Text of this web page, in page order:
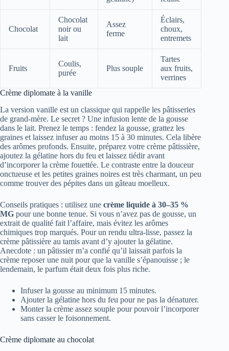
Chocolat
Chocolat
noir ou
lait
Assez
ferme
Éclairs,
choux,
entremets
Fruits
Coulis,
purée
Plus souple
Tartes
aux fruits,
verrines
Crème diplomate à la vanille
La version vanille est un classique qui rappelle les pâtisseries
de grand-mère. Le secret ? Une infusion lente de la gousse
dans le lait. Prenez le temps : fendez la gousse, grattez les
graines et laissez infuser au moins 15 à 30 minutes. Cela libère
des arômes profonds. Ensuite, préparez votre crème pâtissière,
ajoutez la gélatine hors du feu et laissez tiédir avant
d’incorporer la crème fouettée. Le contraste entre la douceur
onctueuse et les petites graines noires est très charmant, un peu
comme trouver des pépites dans un gâteau moelleux.
Conseils pratiques : utilisez une crème liquide à 30–35 %
MG pour une bonne tenue. Si vous n’avez pas de gousse, un
extrait de qualité fait l’affaire, mais évitez les arômes
chimiques trop marqués. Pour un rendu ultra-lisse, passez la
crème pâtissière au tamis avant d’y ajouter la gélatine.
Anecdote : un pâtissier m’a confié qu’il laissait parfois la
crème reposer une nuit pour que la vanille s’épanouisse ; le
lendemain, le parfum était deux fois plus riche.
Infuser la gousse au minimum 15 minutes.
Ajouter la gélatine hors du feu pour ne pas la dénaturer.
Monter la crème assez souple pour pouvoir l’incorporer
sans casser le foisonnement.
Crème diplomate au chocolat